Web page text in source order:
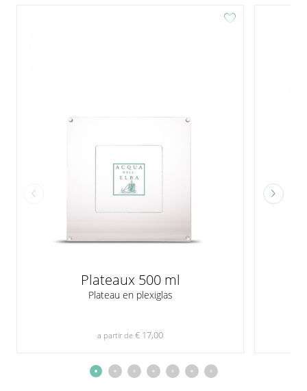
favorite
Plateaux 500 ml
Plateau en plexiglas
a partir de € 17,00